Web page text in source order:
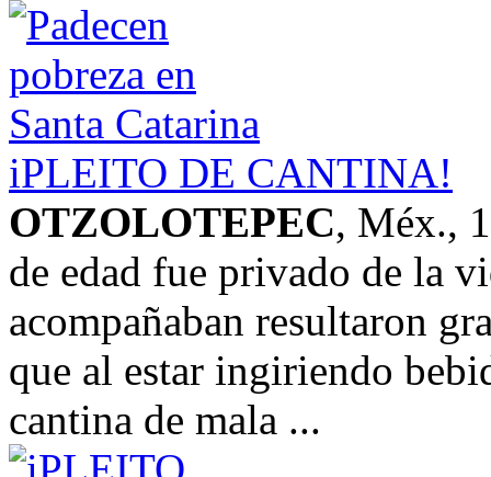
iPLEITO DE CANTINA!
OTZOLOTEPEC, Méx.,
de edad fue privado de la
acompañaban resultaron
que al estar ingiriendo
cantina de mala ...